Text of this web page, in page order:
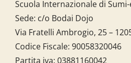
Scuola Internazionale di
Sede: c/o Bodai Dojo
Via Fratelli Ambrogio, 25 –
Codice Fiscale: 90058320046
Partita iva: 03881160042